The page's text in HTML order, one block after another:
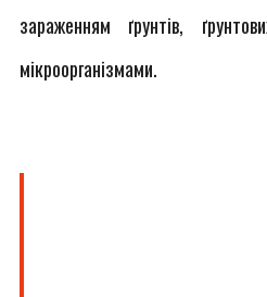
зараженням ґрунтів,
мікроорганізмами.